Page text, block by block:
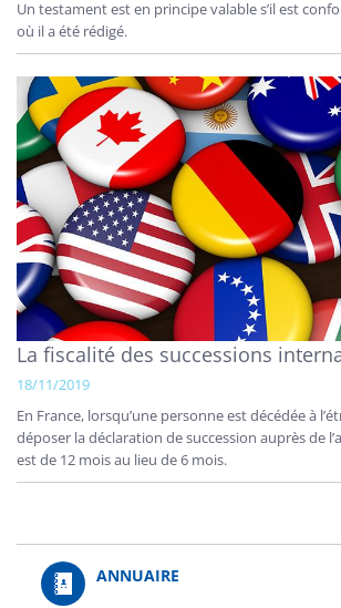
Un testament est en principe valable s’il est
où il a été rédigé.
La fiscalité des successions
18/11/2019
En France, lorsqu’une personne est décédée à
déposer la déclaration de succession auprès de
est de 12 mois au lieu de 6 mois.
ANNUAIRE